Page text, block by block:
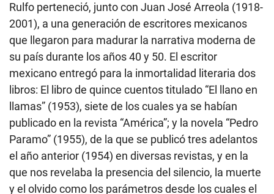
Rulfo perteneció, junto con Juan José Arreola (1918-
2001), a una generación de escritores mexicanos
que llegaron para madurar la narrativa moderna de
su país durante los años 40 y 50. El escritor
mexicano entregó para la inmortalidad literaria dos
libros: El libro de quince cuentos titulado “El llano en
llamas” (1953), siete de los cuales ya se habían
publicado en la revista “América”; y la novela “Pedro
Paramo” (1955), de la que se publicó tres adelantos
el año anterior (1954) en diversas revistas, y en la
que nos revelaba la presencia del silencio, la muerte
y el olvido como los parámetros desde los cuales el